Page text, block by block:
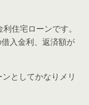
住宅ローンです。
入金利、返済額が
としてかなりメリ